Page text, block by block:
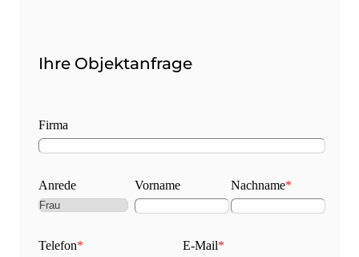
Ihre Objektanfrage
Firma
Anrede Vorname Nachname*
Telefon* E-Mail*